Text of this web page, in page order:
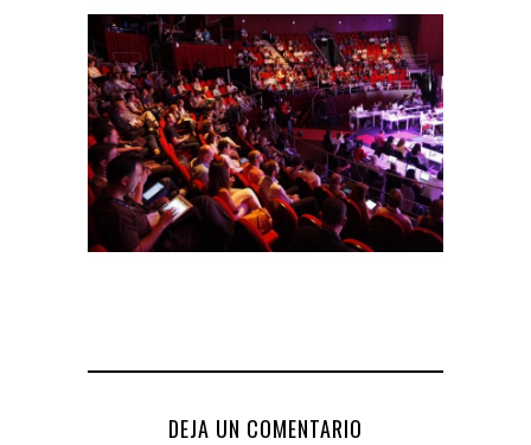
DEJA UN COMENTARIO